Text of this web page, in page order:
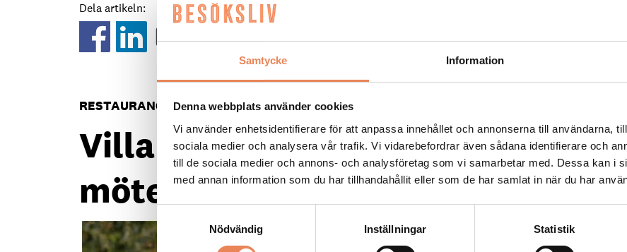
Samtycke Information
Denna webbplats använder cookies
Vi använder enhetsidentifierare för att anpassa innehållet och annonserna till användarna,
sociala medier och analysera vår trafik. Vi vidarebefordrar även sådana identifierare och
till de sociala medier och annons- och analysföretag som vi samarbetar med. Dessa kan i
med annan information som du har tillhandahållit eller som de har samlat in när du har
Nödvändig
Inställningar Statistik
Dela artikeln:
RESTAURANG 16 juni 2026
Villa Valentina – en folklig
mötesplats på Mälarterrassen